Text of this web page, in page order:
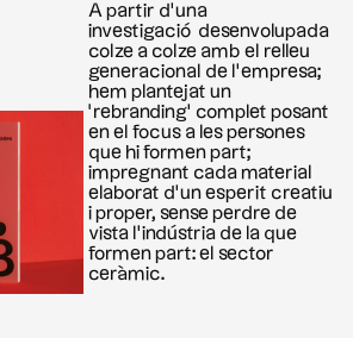
A partir d’una
investigació desenvolupada
colze a colze amb el relleu
generacional de l’empresa;
hem plantejat un
‘rebranding’ complet posant
en el focus a les persones
que hi formen part;
impregnant cada material
elaborat d’un esperit creatiu
i proper, sense perdre de
vista l’indústria de la que
formen part: el sector
ceràmic.